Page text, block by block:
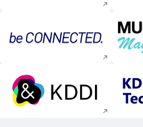
新規ウィンドウで開く
新規ウィンドウで開く